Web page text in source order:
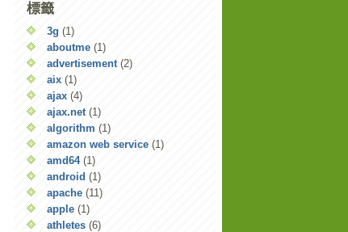
標籤
3g (1)
aboutme (1)
advertisement (2)
aix (1)
ajax (4)
ajax.net (1)
algorithm (1)
amazon web service (1)
amd64 (1)
android (1)
apache (11)
apple (1)
athletes (6)